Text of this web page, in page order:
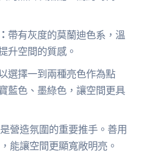
帶有灰度的莫蘭迪色系，溫
升空間的質感。
選擇一到兩種亮色作為點
藍色、墨綠色，讓空間更具
營造氛圍的重要推手。善用
能讓空間更顯寬敞明亮。